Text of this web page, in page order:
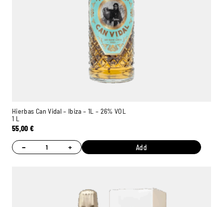
Hierbas Can Vidal – Ibiza – 1L – 26% VOL
1 L
55,00€
− + Add